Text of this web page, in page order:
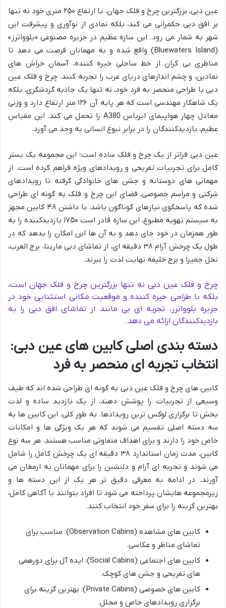
عین دبی، بزرگترین چرخ و فلک جهان، با ارتفاع ۲۵۰ متری خود نه تنها
بر افق دبی حکمرانی می کند، بلکه نمادی از نوآوری و پیشرفت این
شهر به شمار می رود. این سازه عظیم در جزیره مصنوعی «بلوواترز»
(Bluewaters Island) واقع شده و به مهمانان فرصت می دهد تا
مناظری بی کران از خط ساحلی خیره کننده، آسمان خراش های
نمادین، و چشم اندازهای دریای عرب را تجربه کنند. چرخ و فلک عین
دبی با طراحی منحصر به فرد خود، نه تنها یک جاذبه گردشگری، بلکه
یک شاهکار مهندسی است که هر پایه آن ۱۲۶ متر ارتفاع دارد و وزنی
معادل چهار هواپیمای ایرباس A380 را تحمل می کند. این مقیاس
عظیم، بازدیدکنندگان را در برابر نبوغ انسانی به وجد می آورد.
عین دبی فراتر از یک چرخ و فلک ساده است؛ این مجموعه یک بستر
کامل برای تجربیات تفریحی و رویدادهای ویژه فراهم کرده است. از
مهمانی های دوستانه و جشن های خانوادگی گرفته تا رویدادهای
شرکتی و مراسم خصوصی، فضای این چرخ و فلک به گونه ای طراحی
شده که پاسخگوی نیازهای گوناگون باشد. با داشتن ۴۸ کابین مجهز
به سیستم تهویه مطبوع، این سازه قادر است ۱۷۵۰ بازدیدکننده را به
طور همزمان در خود جای دهد و به آن ها این امکان را بدهد که در
طول یک چرخش آرام ۳۸ دقیقه ای، از تماشای دبی مارینا، برج العرب،
نخل جمیرا و برج خلیفه نهایت لذت را ببرند.
چرخ و فلک عین دبی نه تنها بزرگترین چرخ و فلک جهان است،
بلکه با طراحی خیره کننده و موقعیت مکانی استثنایی خود در
جزیره بلوواترز، تجربه ای بی مانند از تماشای افق دبی را به
بازدیدکنندگان ارائه می دهد.
دسته بندی اصلی کابین های عین دبی:
انتخاب تجربه ای منحصر به فرد
کابین های چرخ و فلک عین دبی به گونه ای طراحی شده اند که طیف
وسیعی از تجربیات را پوشش دهند، از یک بازدید ساده و لذت
بخش تا برگزاری لوکس ترین رویدادها. به طور کلی، این کابین ها به
سه دسته اصلی تقسیم می شوند که هر یک ویژگی ها و امکانات
خاص خود را دارند و برای اهداف متفاوتی مناسب هستند. هر سه نوع
کابین، مدت زمان استاندارد ۳۸ دقیقه ای یک چرخش کامل را شامل
می شوند و تجربه ای آرام و دلنشین را برای مهمانان به ارمغان می
آورند. در ادامه به معرفی دقیق تر هر یک از این دسته ها و
زیرمجموعه هایشان پرداخته می شود تا افراد بتوانند با آگاهی کامل،
بهترین گزینه را برای سفر خود انتخاب کنند.
کابین های مشاهده (Observation Cabins): مناسب برای
تماشای مناظر و عکاسی.
کابین های اجتماعی (Social Cabins): ایده آل برای دورهمی
های تفریحی و جشن های کوچک.
کابین های خصوصی (Private Cabins): بهترین گزینه برای
برگزاری رویدادهای خاص و مجلل.